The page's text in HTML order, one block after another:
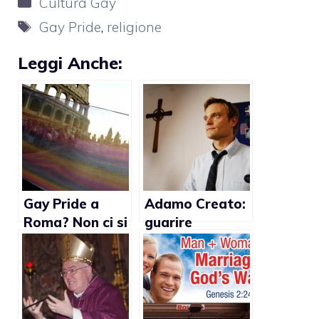
Tag
Gay Pride, religione
Leggi Anche:
Gay Pride a
Roma? Non ci si
lamenti se poi
Dio punisce con
terremoti,
alluvioni,
incendi,
Adamo Creato:
guarire
dall’omosessual
ità si può!